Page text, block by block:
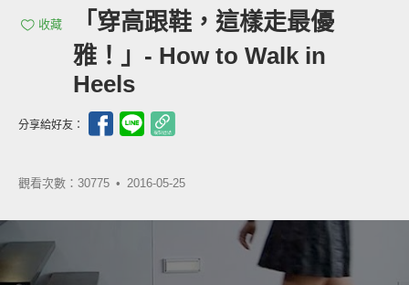
收藏
「穿高跟鞋，這樣走最優
雅！」- How to Walk in
Heels
分享給好友：
觀看次數：30775 • 2016-05-25